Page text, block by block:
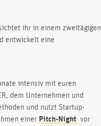
ihr in einem zweitägigen
entwickelt eine
intensiv mit euren
dem Unternehmen und
und nutzt Startup-
einer Pitch-Night vor